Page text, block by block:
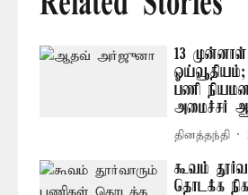
13
ஓய்வூதியம்;
பணி
அமைச்சர்
தினத்தந்தி
கூவம்
தொடக்க